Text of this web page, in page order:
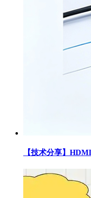
【技术分享】